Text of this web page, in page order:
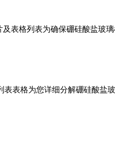
表格列表为确保硼硅酸盐玻
表格为您详细分解硼硅酸盐